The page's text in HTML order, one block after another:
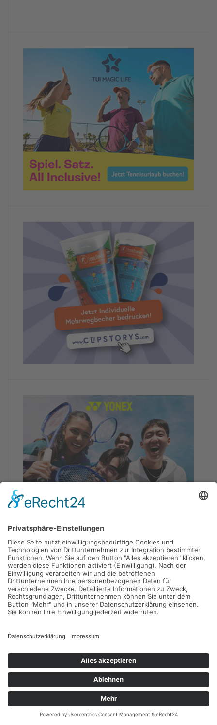
NEUE TENNISCAMPS
Herbst-Camps im Zischka-Tenniscamp in